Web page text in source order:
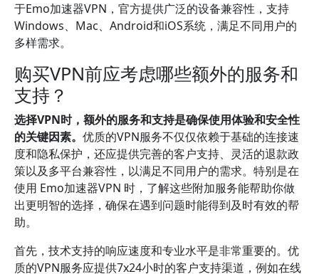
于Emo加速器VPN，官方提供广泛的设备兼容性，支持
Windows、Mac、Android和iOS系统，满足不同用户的
多样需求。
购买VPN前应考虑哪些额外的服务和
支持？
选择VPN时，额外的服务和支持是确保使用体验和安全性
的关键因素。 优质的VPN服务不仅仅依赖于基础的连接速
度和隐私保护，还应提供完善的客户支持、灵活的退款政
策以及多平台兼容性，以满足不同用户的需求。特别是在
使用 Emo加速器VPN 时，了解这些附加服务能帮助你做
出更明智的选择，确保在遇到问题时能得到及时有效的帮
助。
首先，技术支持的响应速度和专业水平是非常重要的。优
质的VPN服务应提供7x24小时的客户支持渠道，例如在线